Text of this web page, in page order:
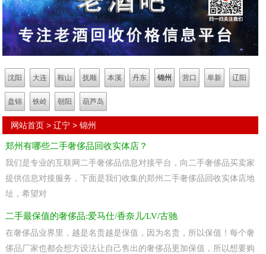
沈阳 大连 鞍山 抚顺 本溪 丹东 锦州 营口 阜新 辽阳
盘锦 铁岭 朝阳 葫芦岛
网站首页 >辽宁 >锦州
郑州有哪些二手奢侈品回收实体店？
我们是专业的互联网二手奢侈品信息对接平台，向二手奢侈品买卖家
提供信息对接服务，下面是我们收集的郑州二手奢侈品回收实体店地
址，希望对
二手最保值的奢侈品:爱马仕/香奈儿/LV/古驰
在奢侈品业界里，越是名贵越是保值，因为名贵，所以保值！每个奢
侈品厂家也都会想方设法让自己售出的奢侈品更加保值，所以想要购